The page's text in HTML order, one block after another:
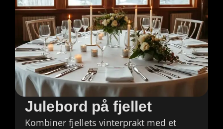
Julebord på fjellet
Kombiner fjellets vinterprakt med et